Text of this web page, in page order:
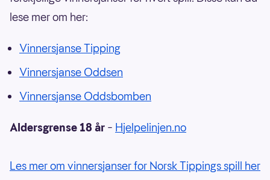
lese mer om her:
Vinnersjanse Tipping
Vinnersjanse Oddsen
Vinnersjanse Oddsbomben
Aldersgrense 18 år – Hjelpelinjen.no
Les mer om vinnersjanser for Norsk Tippings spill her